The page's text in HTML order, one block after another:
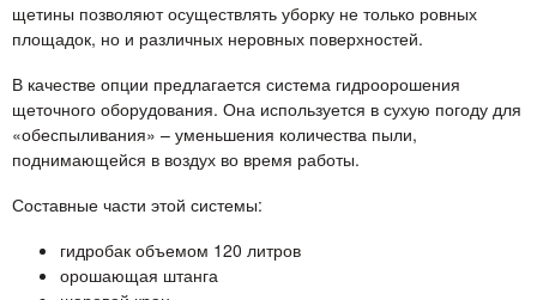
щетины позволяют осуществлять уборку не только ровных
площадок, но и различных неровных поверхностей.
В качестве опции предлагается система гидроорошения
щеточного оборудования. Она используется в сухую погоду для
«обеспыливания» – уменьшения количества пыли,
поднимающейся в воздух во время работы.
Составные части этой системы:
гидробак объемом 120 литров
орошающая штанга